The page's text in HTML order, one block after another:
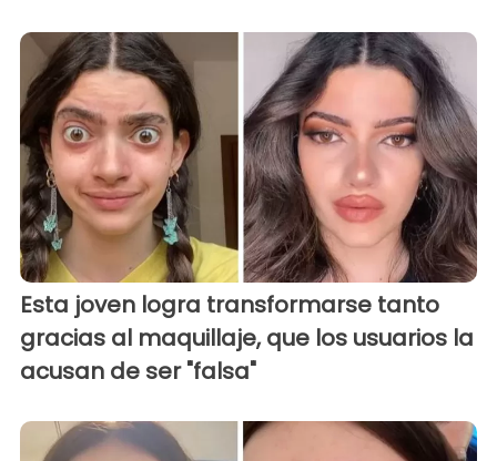
Esta joven logra transformarse tanto
gracias al maquillaje, que los usuarios la
acusan de ser "falsa"